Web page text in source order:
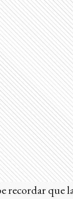
recordar que